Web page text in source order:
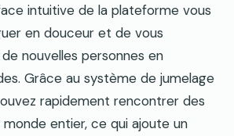
intuitive de la plateforme vous
en douceur et de vous
nouvelles personnes en
Grâce au système de jumelage
rapidement rencontrer des
monde entier, ce qui ajoute un